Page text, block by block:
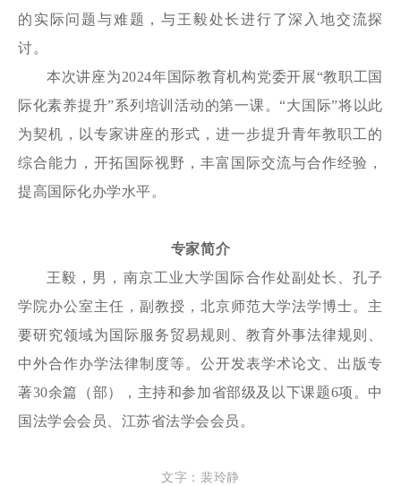
的实际问题与难题，与王毅处长进行了深入地交流探
讨。
本次讲座为2024年国际教育机构党委开展“教职工国
际化素养提升”系列培训活动的第一课。“大国际”将以此
为契机，以专家讲座的形式，进一步提升青年教职工的
综合能力，开拓国际视野，丰富国际交流与合作经验，
提高国际化办学水平。
专家简介
王毅，男，南京工业大学国际合作处副处长、孔子
学院办公室主任，副教授，北京师范大学法学博士。主
要研究领域为国际服务贸易规则、教育外事法律规则、
中外合作办学法律制度等。公开发表学术论文、出版专
著30余篇（部），主持和参加省部级及以下课题6项。中
国法学会会员、江苏省法学会会员。
文字：裴玲静